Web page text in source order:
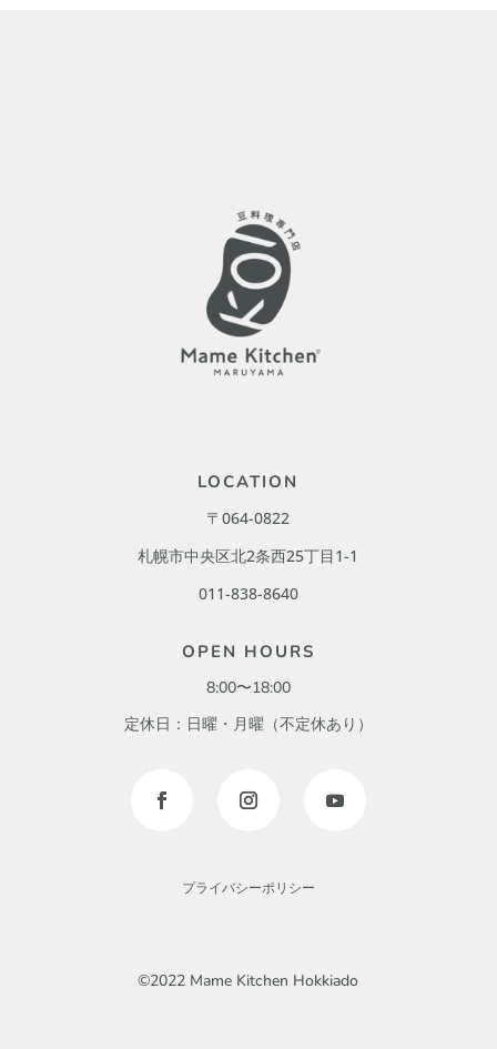
LOCATION
〒064-0822
札幌市中央区北2条西25丁目1-1
011-838-8640
OPEN HOURS
8:00〜18:00
定休日：日曜・月曜（不定休あり）
プライバシーポリシー
©2022 Mame Kitchen Hokkiado